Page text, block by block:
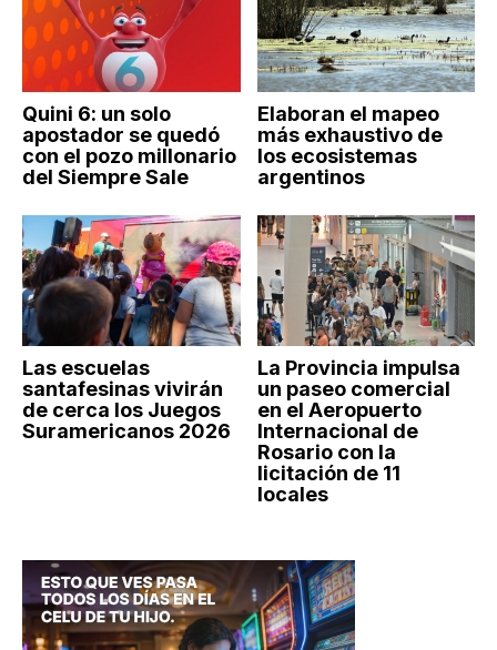
Quini 6: un solo
apostador se quedó
con el pozo millonario
del Siempre Sale
Elaboran el mapeo
más exhaustivo de
los ecosistemas
argentinos
Las escuelas
santafesinas vivirán
de cerca los Juegos
Suramericanos 2026
La Provincia impulsa
un paseo comercial
en el Aeropuerto
Internacional de
Rosario con la
licitación de 11
locales